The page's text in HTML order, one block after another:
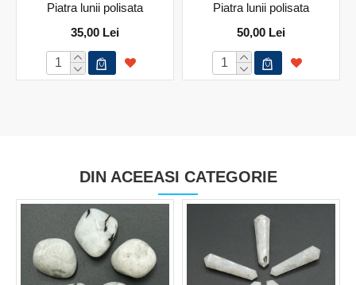
Piatra lunii polisata
35,00 Lei
Piatra lunii polisata
50,00 Lei
DIN ACEEASI CATEGORIE